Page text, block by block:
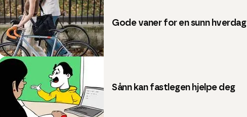
Gode vaner for en sunn hverdag
Sånn kan fastlegen hjelpe deg